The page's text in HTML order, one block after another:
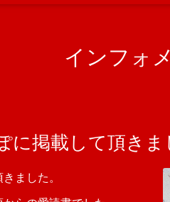
インフォ
に掲載して頂きま
ました。